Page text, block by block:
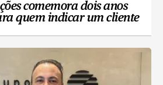
comemora dois anos
quem indicar um cliente